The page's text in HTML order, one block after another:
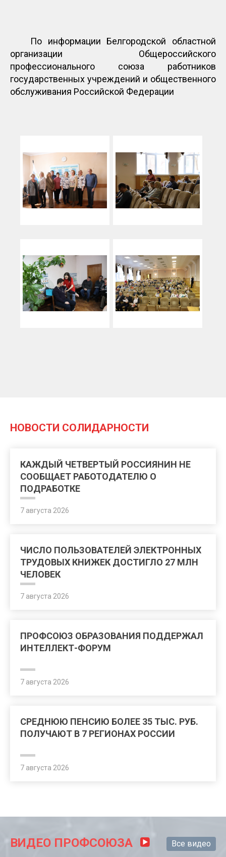
По информации Белгородской областной
организации Общероссийского
профессионального союза работников
государственных учреждений и общественного
обслуживания Российской Федерации
НОВОСТИ СОЛИДАРНОСТИ
КАЖДЫЙ ЧЕТВЕРТЫЙ РОССИЯНИН НЕ
СООБЩАЕТ РАБОТОДАТЕЛЮ О
ПОДРАБОТКЕ
7 августа 2026
ЧИСЛО ПОЛЬЗОВАТЕЛЕЙ ЭЛЕКТРОННЫХ
ТРУДОВЫХ КНИЖЕК ДОСТИГЛО 27 МЛН
ЧЕЛОВЕК
7 августа 2026
ПРОФСОЮЗ ОБРАЗОВАНИЯ ПОДДЕРЖАЛ
ИНТЕЛЛЕКТ-ФОРУМ
7 августа 2026
СРЕДНЮЮ ПЕНСИЮ БОЛЕЕ 35 ТЫС. РУБ.
ПОЛУЧАЮТ В 7 РЕГИОНАХ РОССИИ
7 августа 2026
ВИДЕО ПРОФСОЮЗА Все видео